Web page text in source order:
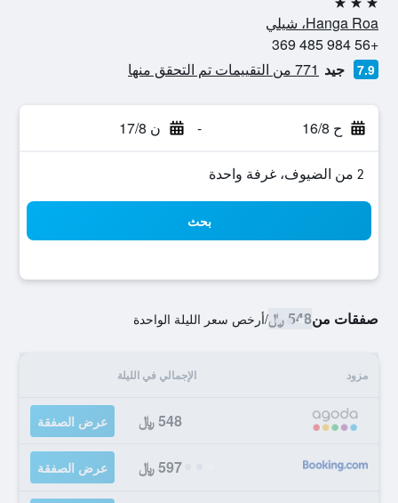
3 نجوم
Hanga Roa، شيلي
+56 984 485 369
7.9 جيد 771 من التقييمات تم التحقق منها
ح 16/8 - ن 17/8
2 من الضيوف، غرفة واحدة
بحث
صفقات من548 ﷼ /أرخص سعر الليلة الواحدة
مزود الإجمالي في الليلة
548 ﷼ عرض الصفقة
597 ﷼ عرض الصفقة